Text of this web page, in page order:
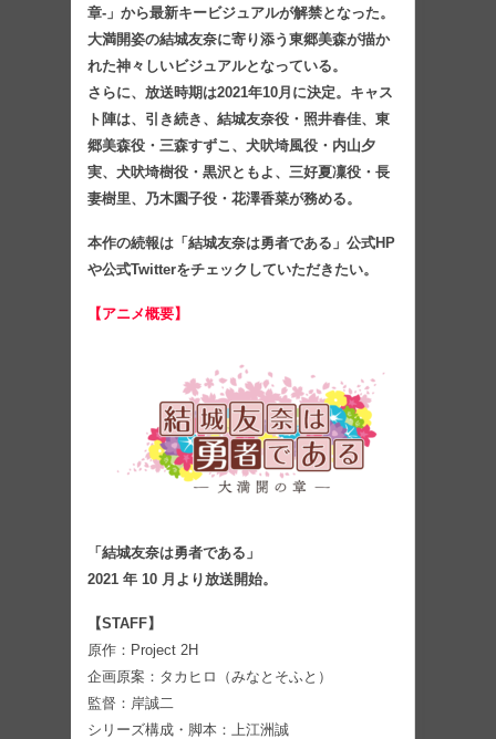
章-」から最新キービジュアルが解禁となった。
大満開姿の結城友奈に寄り添う東郷美森が描か
れた神々しいビジュアルとなっている。
さらに、放送時期は2021年10月に決定。キャス
ト陣は、引き続き、結城友奈役・照井春佳、東
郷美森役・三森すずこ、犬吠埼風役・内山夕
実、犬吠埼樹役・黒沢ともよ、三好夏凜役・長
妻樹里、乃木園子役・花澤香菜が務める。
本作の続報は「結城友奈は勇者である」公式HP
や公式Twitterをチェックしていただきたい。
【アニメ概要】
「結城友奈は勇者である」
2021 年 10 月より放送開始。
【STAFF】
原作：Project 2H
企画原案：タカヒロ（みなとそふと）
監督：岸誠二
シリーズ構成・脚本：上江洲誠